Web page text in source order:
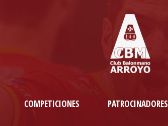
COMPETICIONES PATROCINADORES